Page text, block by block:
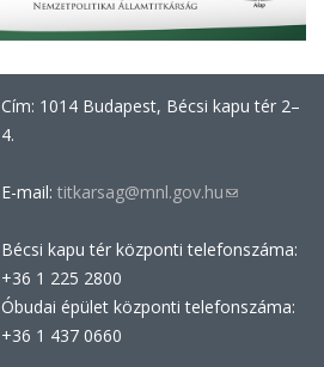
Cím: 1014 Budapest, Bécsi kapu tér 2–
4.
E-mail: titkarsag@mnl.gov.hu(link
e-
Bécsi kapu tér központi telefonszáma:
+36 1 225 2800
Óbudai épület központi telefonszáma:
+36 1 437 0660